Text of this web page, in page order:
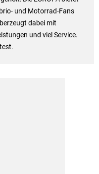
und Motorrad-Fans
dabei mit
und viel Service.